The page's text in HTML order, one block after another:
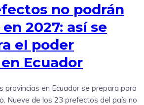
no podrán
2027: así se
el poder
Ecuador
provincias en Ecuador se prepara para
Nueve de los 23 prefectos del país no